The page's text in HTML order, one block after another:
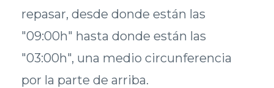
repasar, desde donde están las
"09:00h" hasta donde están las
"03:00h", una medio circunferencia
por la parte de arriba.